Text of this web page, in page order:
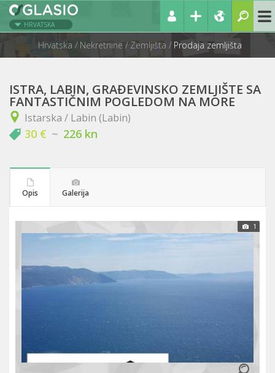
HRVATSKA
Hrvatska Nekretnine Zemljišta Prodaja zemljišta
ISTRA, LABIN, GRAĐEVINSKO ZEMLJIŠTE SA
FANTASTIČNIM POGLEDOM NA MORE
Istarska / Labin (Labin)
30 € ~ 226 kn
Opis Galerija
1